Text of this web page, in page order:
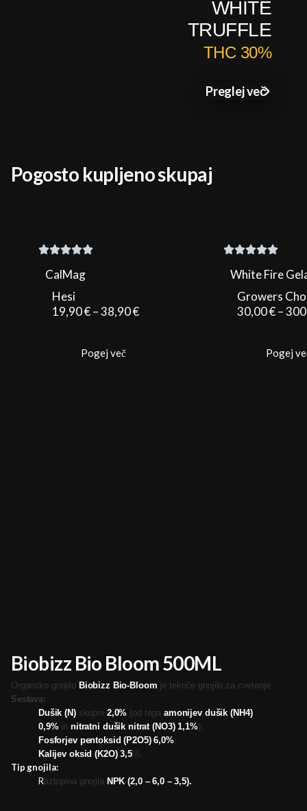
WHITE
TRUFFLE
THC 30%
Preglej več
Pogosto kupljeno skupaj
CalMag
Hesi
19,90€–38,90€Cenovni
Pogej več
White Fire
Growers
30,00€–
Pogej
Biobizz Bio Bloom 500ML
Organsko gnojilo Biobizz Bio-Bloom je tekoče gnojilo za cvetenje.
Sestava:
Dušik (N)skupni 2,0% (od tega amonijev dušik (NH4)
0,9%in nitratni dušik nitrat (NO3) 1,1%);
Fosforjev pentoksid (P2O5) 6,0%;
Kalijev oksid (K2O) 3,5%.
Tip gnojila:
Raztopina gnojila NPK (2,0 – 6,0 – 3,5).